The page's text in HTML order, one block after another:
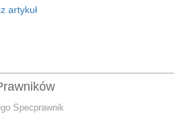
artykuł
Specprawnik